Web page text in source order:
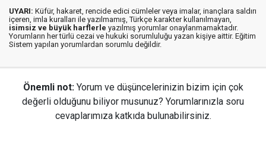
UYARI: Küfür, hakaret, rencide edici cümleler veya imalar, inançlara saldırı
içeren, imla kuralları ile yazılmamış, Türkçe karakter kullanılmayan,
isimsiz ve büyük harflerle yazılmış yorumlar onaylanmamaktadır.
Yorumların her türlü cezai ve hukuki sorumluluğu yazan kişiye aittir. Eğitim
Sistem yapılan yorumlardan sorumlu değildir.
Önemli not: Yorum ve düşüncelerinizin bizim için çok
değerli olduğunu biliyor musunuz? Yorumlarınızla soru
cevaplarımıza katkıda bulunabilirsiniz.